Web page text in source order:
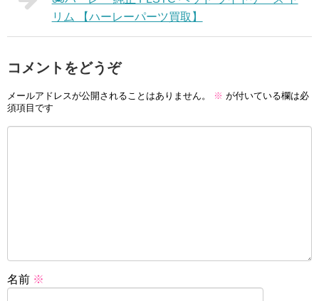
リム 【ハーレーパーツ買取】
コメントをどうぞ
メールアドレスが公開されることはありません。 ※ が付いている欄は必
須項目です
名前 ※